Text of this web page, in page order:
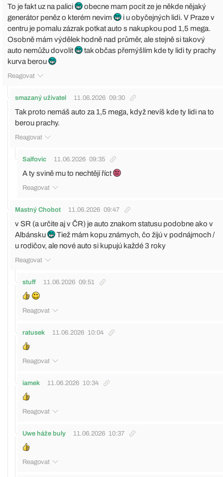
To je fakt uz na palici
obecne mam pocit ze je někde nějaký
generátor peněz o kterém nevim
i u obyčejných lidi. V Praze v
centru je pomalu zázrak potkat auto s nakupkou pod 1,5 mega.
Osobně mám výdělek hodně nad průměr, ale stejně si takový
auto nemůžu dovolit
tak občas přemýšlím kde ty lidi ty prachy
kurva berou
Reagovat
smazaný uživatel 11.06.2026 09:30
Tak proto nemáš auto za 1,5 mega, když nevíš kde ty lidi na to
berou prachy.
Reagovat
Salfovic 11.06.2026 09:35
A ty svině mu to nechtějí říct
Reagovat
Mastný Chobot 11.06.2026 09:47
v SR (a určite aj v ČR) je auto znakom statusu podobne ako v
Albánsku
Tiež mám kopu známych, čo žijú v podnájmoch /
u rodičov, ale nové auto si kupujú každé 3 roky
Reagovat
stuff 11.06.2026 09:51
Reagovat
ratusek 11.06.2026 10:04
Reagovat
iamek 11.06.2026 10:34
Reagovat
Uwe háže buly 11.06.2026 10:37
Reagovat